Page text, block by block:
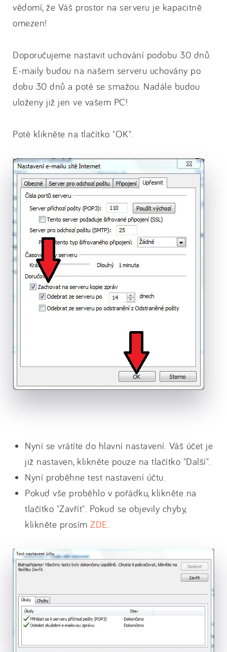
vědomí, že Váš prostor na serveru je kapacitně
omezen!
Doporučujeme nastavit uchování podobu 30 dnů.
E-maily budou na našem serveru uchovány po
dobu 30 dnů a poté se smažou. Nadále budou
uloženy již jen ve vašem PC!
Poté klikněte na tlačítko "OK".
Nyní se vrátíte do hlavní nastavení. Váš účet je
již nastaven, klikněte pouze na tlačítko "Další".
Nyní proběhne test nastavení účtu.
Pokud vše proběhlo v pořádku, klikněte na
tlačítko "Zavřít". Pokud se objevily chyby,
klikněte prosím ZDE